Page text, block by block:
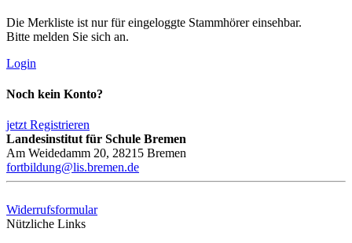
Die Merkliste ist nur für eingeloggte Stammhörer einsehbar.
Bitte melden Sie sich an.
Login
Noch kein Konto?
jetzt Registrieren
Landesinstitut für Schule Bremen
Am Weidedamm 20, 28215 Bremen
fortbildung@lis.bremen.de
Widerrufsformular
Nützliche Links